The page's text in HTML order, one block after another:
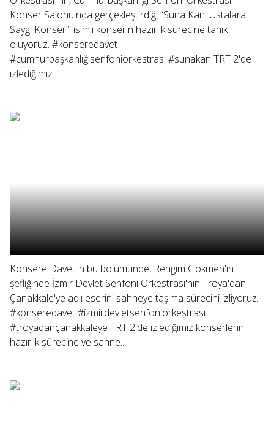
Konser Salonu'nda gerçekleştirdiği “Suna Kan: Ustalara
Saygı Konseri” isimli konserin hazırlık sürecine tanık
oluyoruz. #konseredavet
#cumhurbaşkanlığısenfoniorkestrası #sunakan TRT 2'de
izlediğimiz...
Konsere Davet'in bu bölümünde, Rengim Gökmen'in
şefliğinde İzmir Devlet Senfoni Orkestrası'nın Troya'dan
Çanakkale'ye adlı eserini sahneye taşıma sürecini izliyoruz.
#konseredavet #izmirdevletsenfoniorkestrası
#troyadançanakkaleye TRT 2'de izlediğimiz konserlerin
hazırlık sürecine ve sahne...